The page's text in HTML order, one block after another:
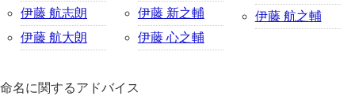
伊藤 航志朗
伊藤 航大朗
伊藤 新之輔
伊藤 心之輔
伊藤 航之輔
命名に関するアドバイス